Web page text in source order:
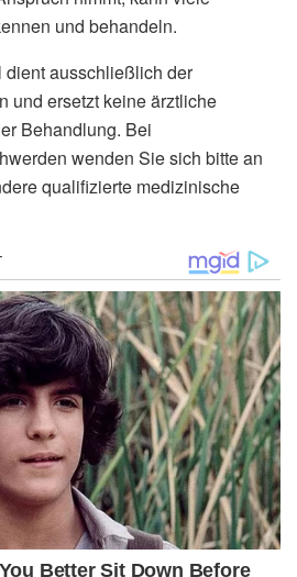
und behandeln.
dient ausschließlich der
und ersetzt keine ärztliche
Behandlung. Bei
wenden Sie sich bitte an
qualifizierte medizinische